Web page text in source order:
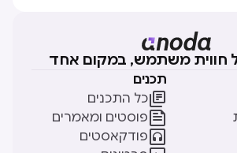
חווית משתמש, במקום אחד
תכנים
כל התכנים
פוסטים ומאמרים
פודקאסטים